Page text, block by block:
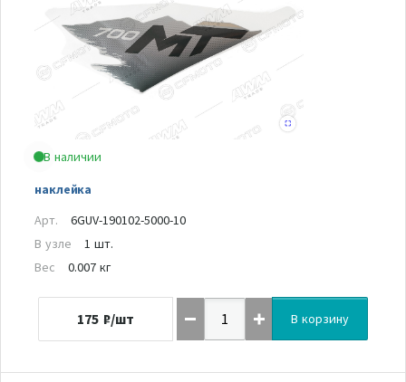
В наличии
наклейка
Арт.
6GUV-190102-5000-10
В узле
1 шт.
Вес
0.007 кг
175 ₽/шт В корзину